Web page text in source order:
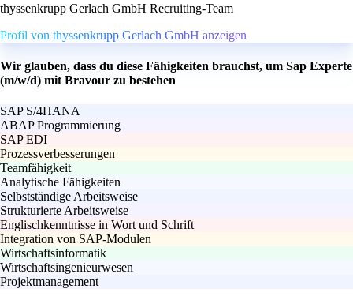
thyssenkrupp Gerlach GmbH Recruiting-Team
Profil von thyssenkrupp Gerlach GmbH anzeigen
Wir glauben, dass du diese Fähigkeiten brauchst, um Sap Experte
(m/w/d) mit Bravour zu bestehen
SAP S/4HANA
ABAP Programmierung
SAP EDI
Prozessverbesserungen
Teamfähigkeit
Analytische Fähigkeiten
Selbstständige Arbeitsweise
Strukturierte Arbeitsweise
Englischkenntnisse in Wort und Schrift
Integration von SAP-Modulen
Wirtschaftsinformatik
Wirtschaftsingenieurwesen
Projektmanagement